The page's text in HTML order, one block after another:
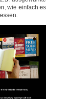
wie einfach es